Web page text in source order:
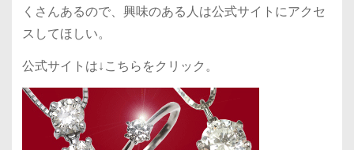
くさんあるので、興味のある人は公式サイトにアクセ
スしてほしい。
公式サイトは↓こちらをクリック。